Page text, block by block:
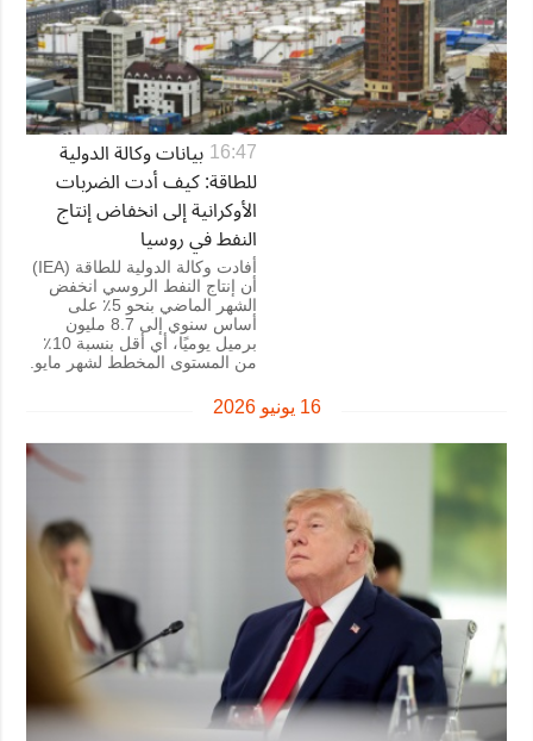
16:47 بيانات وكالة الدولية
للطاقة: كيف أدت الضربات
الأوكرانية إلى انخفاض إنتاج
النفط في روسيا
أفادت وكالة الدولية للطاقة (IEA)
أن إنتاج النفط الروسي انخفض
الشهر الماضي بنحو 5٪ على
أساس سنوي إلى 8.7 مليون
برميل يوميًا، أي أقل بنسبة 10٪
من المستوى المخطط لشهر مايو.
16 يونيو 2026